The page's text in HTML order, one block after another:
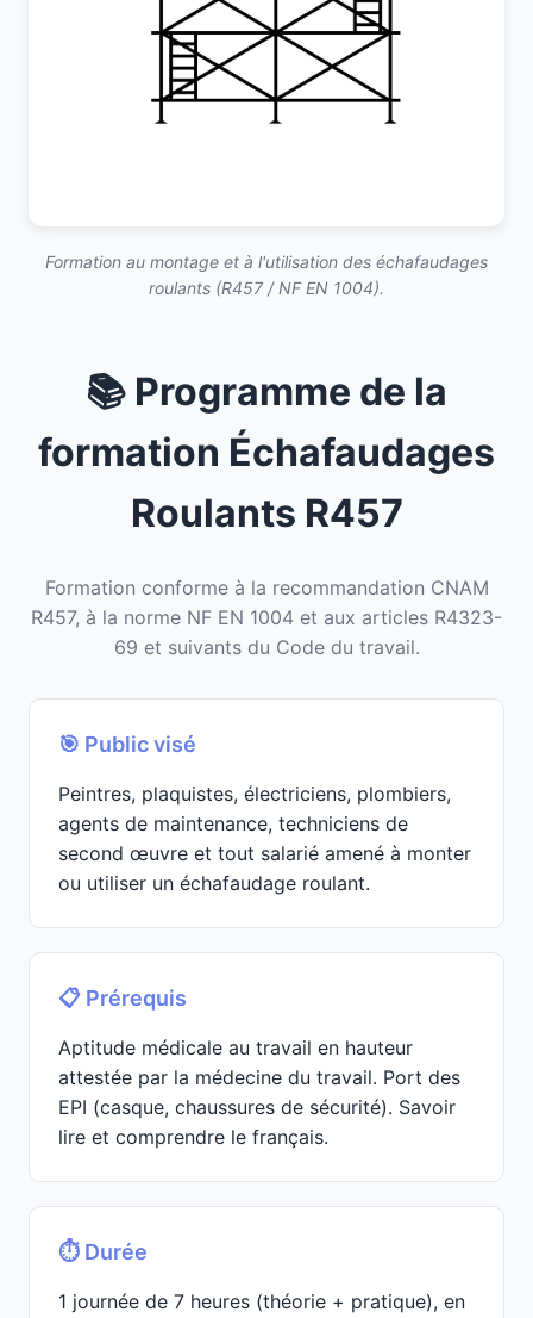
Formation au montage et à l'utilisation des échafaudages
roulants (R457 / NF EN 1004).
📚 Programme de la
formation Échafaudages
Roulants R457
Formation conforme à la recommandation CNAM
R457, à la norme NF EN 1004 et aux articles R4323-
69 et suivants du Code du travail.
🎯 Public visé
Peintres, plaquistes, électriciens, plombiers,
agents de maintenance, techniciens de
second œuvre et tout salarié amené à monter
ou utiliser un échafaudage roulant.
📋 Prérequis
Aptitude médicale au travail en hauteur
attestée par la médecine du travail. Port des
EPI (casque, chaussures de sécurité). Savoir
lire et comprendre le français.
⏱️ Durée
1 journée de 7 heures (théorie + pratique), en